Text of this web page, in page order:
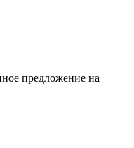
предложение на